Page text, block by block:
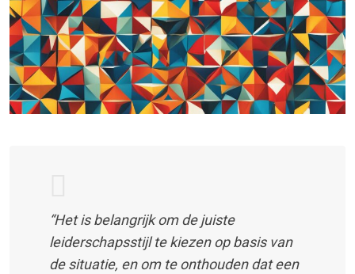
“Het is belangrijk om de juiste
leiderschapsstijl te kiezen op basis van
de situatie, en om te onthouden dat een